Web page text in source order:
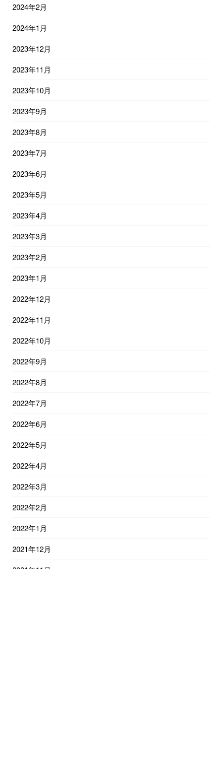
2024年2月
2024年1月
2023年12月
2023年11月
2023年10月
2023年9月
2023年8月
2023年7月
2023年6月
2023年5月
2023年4月
2023年3月
2023年2月
2023年1月
2022年12月
2022年11月
2022年10月
2022年9月
2022年8月
2022年7月
2022年6月
2022年5月
2022年4月
2022年3月
2022年2月
2022年1月
2021年12月
2021年11月